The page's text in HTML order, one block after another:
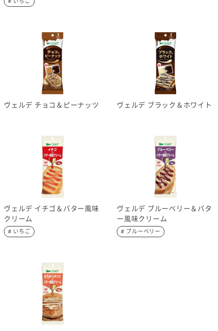
# いちご
ヴェルデ チョコ＆ピーナッツ ヴェルデ ブラック＆ホワイト
ヴェルデ イチゴ＆バター風味
クリーム
# いちご
ヴェルデ ブルーベリー＆バタ
ー風味クリーム
# ブルーベリー